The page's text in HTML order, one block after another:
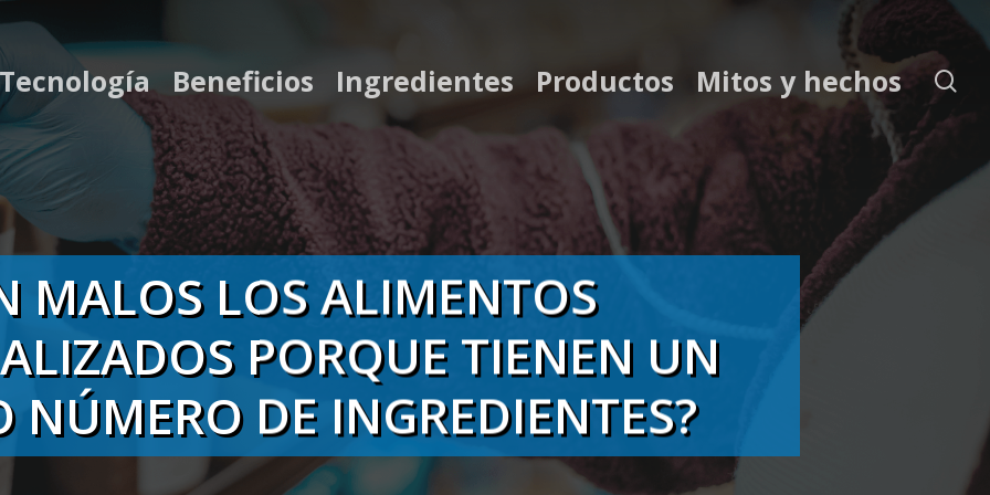
Beneficios Ingredientes Productos Mitos y hechos
MALOS LOS ALIMENTOS
PORQUE TIENEN UN
NÚMERO DE INGREDIENTES?